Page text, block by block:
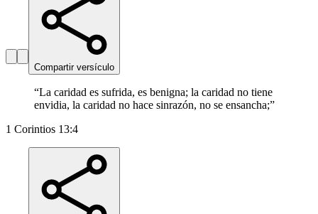
Compartir versículo
“La caridad es sufrida, es benigna; la caridad no tiene
envidia, la caridad no hace sinrazón, no se ensancha;”
1 Corintios 13:4